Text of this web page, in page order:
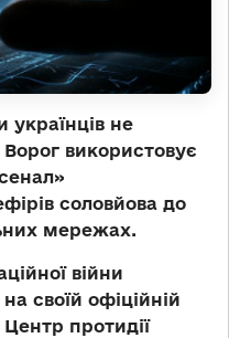
українців не
використовує
соловйова до
мережах.
війни
своїй офіційній
Центр протидії